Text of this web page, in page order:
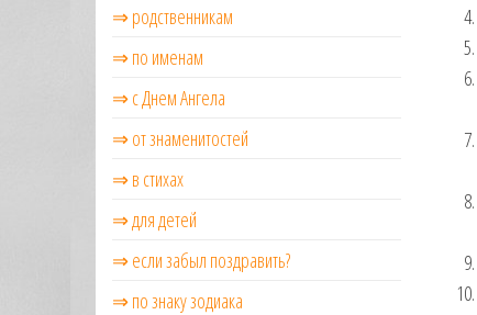
⇒ родственникам
⇒ по именам
⇒ с Днем Ангела
⇒ от знаменитостей
⇒ в стихах
⇒ для детей
⇒ если забыл поздравить?
⇒ по знаку зодиака